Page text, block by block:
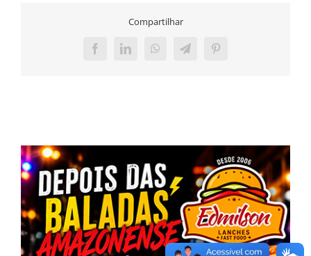
Compartilhar
FacebookLinkedInWhatsAppTelegramPinterest